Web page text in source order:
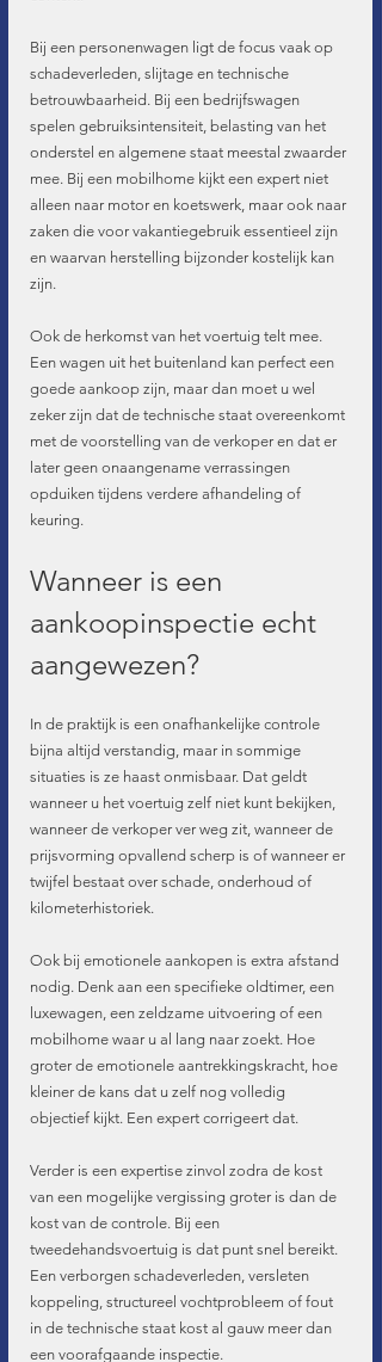
Bij een personenwagen ligt de focus vaak op
schadeverleden, slijtage en technische
betrouwbaarheid. Bij een bedrijfswagen
spelen gebruiksintensiteit, belasting van het
onderstel en algemene staat meestal zwaarder
mee. Bij een mobilhome kijkt een expert niet
alleen naar motor en koetswerk, maar ook naar
zaken die voor vakantiegebruik essentieel zijn
en waarvan herstelling bijzonder kostelijk kan
zijn.
Ook de herkomst van het voertuig telt mee.
Een wagen uit het buitenland kan perfect een
goede aankoop zijn, maar dan moet u wel
zeker zijn dat de technische staat overeenkomt
met de voorstelling van de verkoper en dat er
later geen onaangename verrassingen
opduiken tijdens verdere afhandeling of
keuring.
Wanneer is een
aankoopinspectie echt
aangewezen?
In de praktijk is een onafhankelijke controle
bijna altijd verstandig, maar in sommige
situaties is ze haast onmisbaar. Dat geldt
wanneer u het voertuig zelf niet kunt bekijken,
wanneer de verkoper ver weg zit, wanneer de
prijsvorming opvallend scherp is of wanneer er
twijfel bestaat over schade, onderhoud of
kilometerhistoriek.
Ook bij emotionele aankopen is extra afstand
nodig. Denk aan een specifieke oldtimer, een
luxewagen, een zeldzame uitvoering of een
mobilhome waar u al lang naar zoekt. Hoe
groter de emotionele aantrekkingskracht, hoe
kleiner de kans dat u zelf nog volledig
objectief kijkt. Een expert corrigeert dat.
Verder is een expertise zinvol zodra de kost
van een mogelijke vergissing groter is dan de
kost van de controle. Bij een
tweedehandsvoertuig is dat punt snel bereikt.
Een verborgen schadeverleden, versleten
koppeling, structureel vochtprobleem of fout
in de technische staat kost al gauw meer dan
een voorafgaande inspectie.